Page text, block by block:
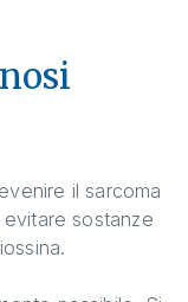
il sarcoma
sostanze